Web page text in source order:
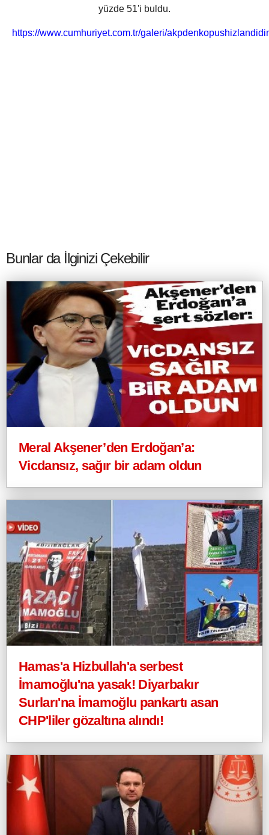
yüzde 51'i buldu.
https://www.cumhuriyet.com.tr/galeri/
Bunlar da İlginizi Çekebilir
Meral Akşener’den Erdoğan’a:
Vicdansız, sağır bir adam oldun
Hamas'a Hizbullah'a serbest
İmamoğlu'na yasak! Diyarbakır
Surları'na İmamoğlu pankartı asan
CHP'liler gözaltına alındı!